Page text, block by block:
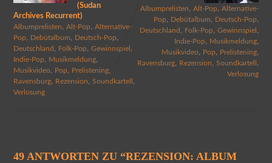
(Sudan
Archives Recurrent)
Albumprelisten Alt-Pop
Alternative-
Pop
Debütalbum Deutsch-Pop
Deutschland Folk-Pop Gewinnspiel
Indie-Pop Musikmeldung,
Musikvideo, Pop Prelistening,
Ravensburg, Rezension Soundkartell
Verlosung
Albumprelisten ,Alt-Pop ,Alternative-
Pop
Debütalbum Deutsch-Pop
Deutschland Folk-Pop ,Gewinnspiel
Indie-Pop Musikmeldung
Musikvideo Pop Prelistening
Ravensburg Rezension ,Soundkartell
Verlosung
49 ANTWORTEN ZU “REZENSION: ALBUM